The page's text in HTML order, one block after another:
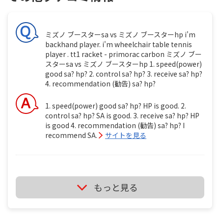
ミズノ ブースターsa vs ミズノ ブースターhp i'm
backhand player. i'm wheelchair table tennis
player . tt1 racket - primorac carbon ミズノ ブー
スターsa vs ミズノ ブースターhp 1. speed(power)
good sa? hp? 2. control sa? hp? 3. receive sa? hp?
4. recommendation (勧告) sa? hp?
1. speed(power) good sa? hp? HP is good. 2.
control sa? hp? SA is good. 3. receive sa? hp? HP
is good 4. recommendation (勧告) sa? hp? I
recommend SA.
サイトを見る
ミズノ ブースターsa vs ミズノ ブースターhp i'm
backhand player. i'm wheelchair table tennis
player . tt1 ミズノ ブースターsa vs ミズノ ブースタ
もっと見る